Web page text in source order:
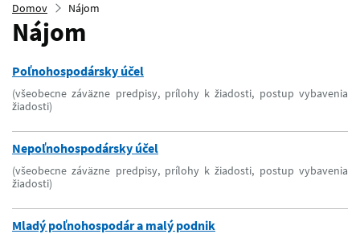
Domov Nájom
Nájom
Poľnohospodársky účel
(všeobecne záväzne predpisy, prílohy k žiadosti, postup vybavenia
žiadosti)
Nepoľnohospodársky účel
(všeobecne záväzne predpisy, prílohy k žiadosti, postup vybavenia
žiadosti)
Mladý poľnohospodár a malý podnik